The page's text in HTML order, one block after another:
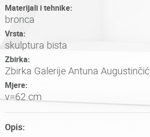
Materijali i tehnike:
bronca
Vrsta:
skulptura bista
Zbirka:
Zbirka Galerije Antuna
Mjere:
v=62 cm
Opis: